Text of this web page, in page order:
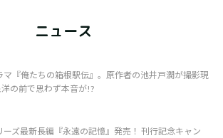
ニュース
マ『俺たちの箱根駅伝』。原作者の池井戸潤が撮影現
の前で思わず本音が!?
ズ最新長編『永遠の記憶』発売！ 刊行記念キャン